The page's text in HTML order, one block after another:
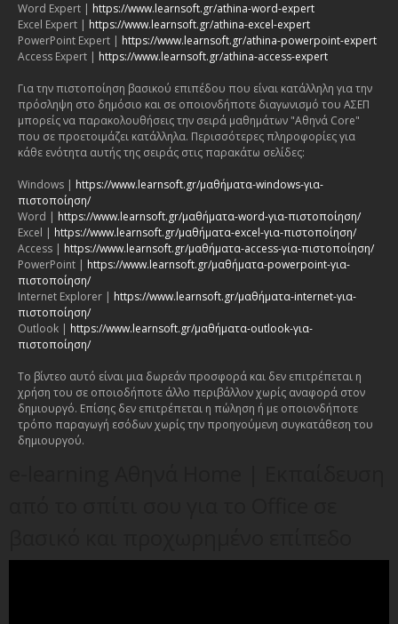
Word Expert | https://www.learnsoft.gr/athina-word-expert
Excel Expert | https://www.learnsoft.gr/athina-excel-expert
PowerPoint Expert | https://www.learnsoft.gr/athina-powerpoint-expert
Access Expert | https://www.learnsoft.gr/athina-access-expert
Για την πιστοποίηση βασικού επιπέδου που είναι κατάλληλη για την
πρόσληψη στο δημόσιο και σε οποιονδήποτε διαγωνισμό του ΑΣΕΠ
μπορείς να παρακολουθήσεις την σειρά μαθημάτων "Αθηνά Core"
που σε προετοιμάζει κατάλληλα. Περισσότερες πληροφορίες για
κάθε ενότητα αυτής της σειράς στις παρακάτω σελίδες:
Windows | https://www.learnsoft.gr/μαθήματα-windows-για-
πιστοποίηση/
Word | https://www.learnsoft.gr/μαθήματα-word-για-πιστοποίηση/
Excel | https://www.learnsoft.gr/μαθήματα-excel-για-πιστοποίηση/
Access | https://www.learnsoft.gr/μαθήματα-access-για-πιστοποίηση/
PowerPoint | https://www.learnsoft.gr/μαθήματα-powerpoint-για-
πιστοποίηση/
Internet Explorer | https://www.learnsoft.gr/μαθήματα-internet-για-
πιστοποίηση/
Outlook | https://www.learnsoft.gr/μαθήματα-outlook-για-
πιστοποίηση/
Το βίντεο αυτό είναι μια δωρεάν προσφορά και δεν επιτρέπεται η
χρήση του σε οποιοδήποτε άλλο περιβάλλον χωρίς αναφορά στον
δημιουργό. Επίσης δεν επιτρέπεται η πώληση ή με οποιονδήποτε
τρόπο παραγωγή εσόδων χωρίς την προηγούμενη συγκατάθεση του
δημιουργού.